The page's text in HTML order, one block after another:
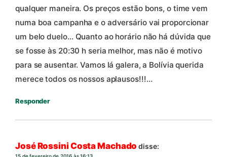
qualquer maneira. Os preços estão bons, o time vem
numa boa campanha e o adversário vai proporcionar
um belo duelo… Quanto ao horário não há dúvida que
se fosse às 20:30 h seria melhor, mas não é motivo
para se ausentar. Vamos lá galera, a Bolívia querida
merece todos os nossos aplausos!!!…
Responder
José Rossini Costa Machado disse: